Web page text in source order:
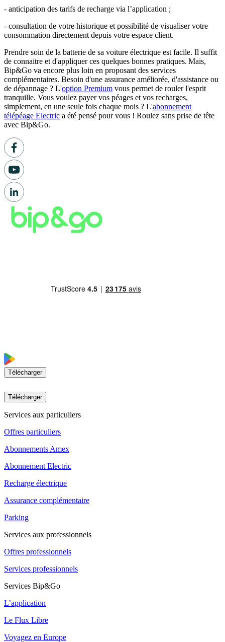
- anticipation des tarifs de recharge via l’application ;
- consultation de votre historique et possibilité de visualiser votre
consommation directement depuis votre espace client.
Prendre soin de la batterie de sa voiture électrique est facile. Il suffit
de connaitre et d'appliquer ces quelques bonnes pratiques. Mais,
Bip&Go va encore plus loin en proposant des services
complémentaires. Besoin d'une assurance améliorée, d'assistance ou
de dépannage ? L'option Premium vous permet de rouler l'esprit
tranquille. Vous voulez payer vos péages et vos recharges,
simplement, en une seule fois chaque mois ? L'abonnement
télépéage Electric a été pensé pour vous ! Roulez sans prise de tête
avec Bip&Go.
Télécharger
Télécharger
Services aux particuliers
Offres particuliers
Abonnements Amex
Abonnement Electric
Recharge électrique
Assurance complémentaire
Parking
Services aux professionnels
Offres professionnels
Services professionnels
Services Bip&Go
L’application
Le Flux Libre
Voyagez en Europe